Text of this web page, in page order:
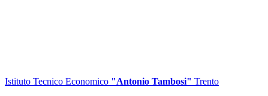
Istituto Tecnico Economico "Antonio Tambosi" Trento